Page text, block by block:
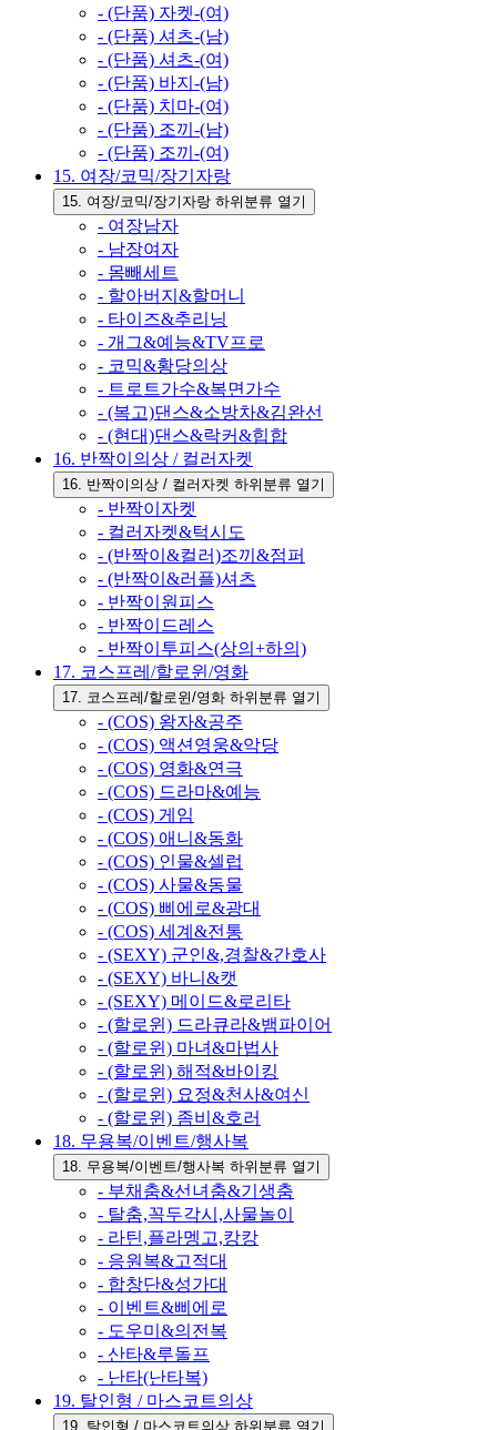
- (단품) 자켓-(여)
- (단품) 셔츠-(남)
- (단품) 셔츠-(여)
- (단품) 바지-(남)
- (단품) 치마-(여)
- (단품) 조끼-(남)
- (단품) 조끼-(여)
15. 여장/코믹/장기자랑
15. 여장/코믹/장기자랑 하위분류 열기
- 여장남자
- 남장여자
- 몸빼세트
- 할아버지&할머니
- 타이즈&추리닝
- 개그&예능&TV프로
- 코믹&황당의상
- 트로트가수&복면가수
- (복고)댄스&소방차&김완선
- (현대)댄스&락커&힙합
16. 반짝이의상 / 컬러자켓
16. 반짝이의상 / 컬러자켓 하위분류 열기
- 반짝이자켓
- 컬러자켓&턱시도
- (반짝이&컬러)조끼&점퍼
- (반짝이&러플)셔츠
- 반짝이원피스
- 반짝이드레스
- 반짝이투피스(상의+하의)
17. 코스프레/할로윈/영화
17. 코스프레/할로윈/영화 하위분류 열기
- (COS) 왕자&공주
- (COS) 액션영웅&악당
- (COS) 영화&연극
- (COS) 드라마&예능
- (COS) 게임
- (COS) 애니&동화
- (COS) 인물&셀럽
- (COS) 사물&동물
- (COS) 삐에로&광대
- (COS) 세계&전통
- (SEXY) 군인&,경찰&간호사
- (SEXY) 바니&캣
- (SEXY) 메이드&로리타
- (할로윈) 드라큐라&뱀파이어
- (할로윈) 마녀&마법사
- (할로윈) 해적&바이킹
- (할로윈) 요정&천사&여신
- (할로윈) 좀비&호러
18. 무용복/이벤트/행사복
18. 무용복/이벤트/행사복 하위분류 열기
- 부채춤&선녀춤&기생춤
- 탈춤,꼭두각시,사물놀이
- 라틴,플라멩고,캉캉
- 응원복&고적대
- 합창단&성가대
- 이벤트&삐에로
- 도우미&의전복
- 산타&루돌프
- 난타(난타복)
19. 탈인형 / 마스코트의상
19. 탈인형 / 마스코트의상 하위분류 열기